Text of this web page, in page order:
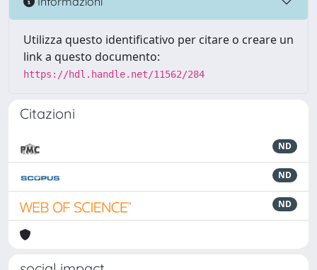
Utilizza questo identificativo per citare o creare un
link a questo documento:
https://hdl.handle.net/11562/284
Citazioni
ND
ND
ND